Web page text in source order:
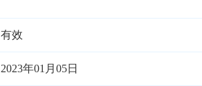
有效
2023年01月05日